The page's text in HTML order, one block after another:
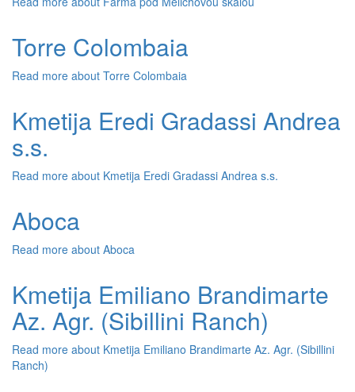
Torre Colombaia
Read more about Torre Colombaia
Kmetija Eredi Gradassi Andrea
s.s.
Read more about Kmetija Eredi Gradassi Andrea s.s.
Aboca
Read more about Aboca
Kmetija Emiliano Brandimarte
Az. Agr. (Sibillini Ranch)
Read more about Kmetija Emiliano Brandimarte Az. Agr. (Sibillini
Ranch)